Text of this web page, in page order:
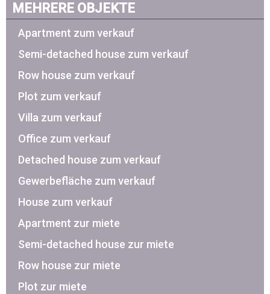
MEHRERE OBJEKTE
Apartment zum verkauf
Semi-detached house zum verkauf
Row house zum verkauf
Plot zum verkauf
Villa zum verkauf
Office zum verkauf
Detached house zum verkauf
Gewerbefläche zum verkauf
House zum verkauf
Apartment zur miete
Semi-detached house zur miete
Row house zur miete
Plot zur miete